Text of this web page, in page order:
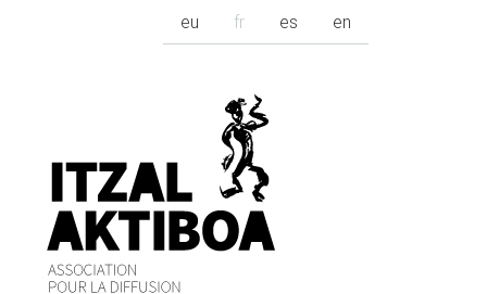
eu fr es en